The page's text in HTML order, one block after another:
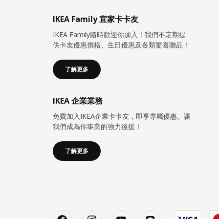
IKEA Family 宜家卡卡友
IKEA Family隨時歡迎你加入！我們不定期提
供卡友優惠價格、生日優惠及各類驚喜贈品！
了解更多
IKEA 企業業務
免費加入IKEA企業卡卡友，即享專屬優惠。讓
我們成為你事業的強力後援！
了解更多